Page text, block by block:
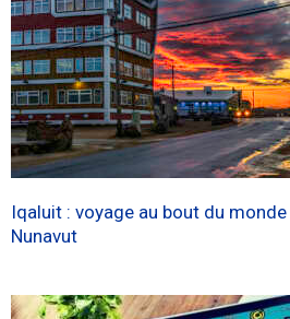
Iqaluit : voyage au bout du
Nunavut